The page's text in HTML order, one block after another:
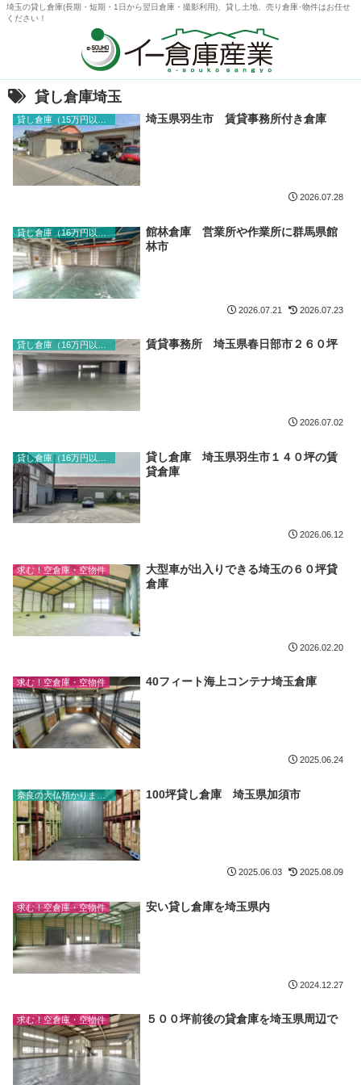
埼玉の貸し倉庫(長期・短期・1日から翌日倉庫・撮影利用)、貸し土地、売り倉庫･物件はお任せ
ください！
貸し倉庫埼玉
貸し倉庫（15万円以下） 埼玉県羽生市 賃貸事務所付き倉庫
2026.07.28
館林倉庫 営業所や作業所に群馬県館
林市
2026.07.21 2026.07.23
賃貸事務所 埼玉県春日部市２６０坪
2026.07.02
貸し倉庫 埼玉県羽生市１４０坪の賃
貸倉庫
2026.06.12
求む！空倉庫・空物件
大型車が出入りできる埼玉の６０坪貸
倉庫
2026.02.20
求む！空倉庫・空物件 40フィート海上コンテナ埼玉倉庫
2025.06.24
奈良の大仏預かります！代表のブログ 100坪貸し倉庫 埼玉県加須市
2025.06.03 2025.08.09
求む！空倉庫・空物件 安い貸し倉庫を埼玉県内
2024.12.27
求む！空倉庫・空物件 ５００坪前後の貸倉庫を埼玉県周辺で